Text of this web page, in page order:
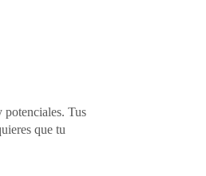
potenciales. Tus
que tu